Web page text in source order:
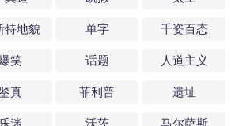
特地貌 单字 千姿百态
笑 话题 人道主义
真 菲利普 遗址